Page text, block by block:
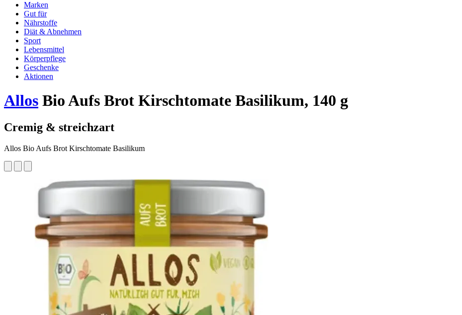
Marken
Gut für
Nährstoffe
Diät & Abnehmen
Sport
Lebensmittel
Körperpflege
Geschenke
Aktionen
Allos Bio Aufs Brot Kirschtomate Basilikum, 140 g
Cremig & streichzart
Allos Bio Aufs Brot Kirschtomate Basilikum